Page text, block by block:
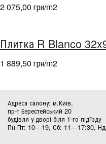
2 075,00 грн/m2
Плитка R Blanco
1 889,50 грн/m2
Адреса салону: м.Київ,
пр-т Берестейський 20
будівля у дворі біля 1-го під'їзду
Пн-Пт: 10—19, Сб: 11—17:30,